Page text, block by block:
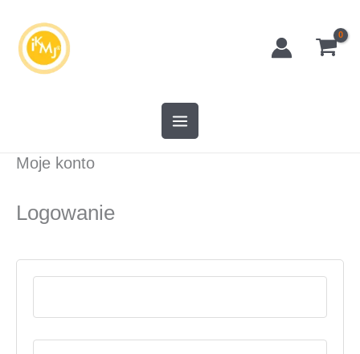
treści
Moje konto
Logowanie